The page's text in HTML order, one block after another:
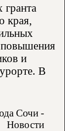
края,
повышения
и
В
Сочи -
Новости